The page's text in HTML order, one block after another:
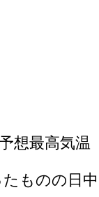
想最高
ものの日